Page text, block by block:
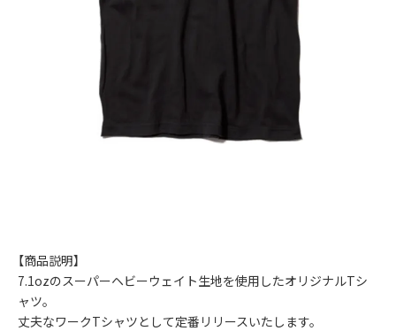
【商品説明】
7.1ozのスーパーヘビーウェイト生地を使用したオリジナルTシ
ャツ。
丈夫なワークTシャツとして定番リリースいたします。